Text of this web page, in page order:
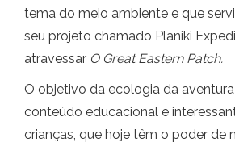
tema do meio ambiente e que
seu projeto chamado Planiki
atravessar O Great Eastern Patch.
O objetivo da ecologia da
conteúdo educacional e
crianças, que hoje têm o poder de